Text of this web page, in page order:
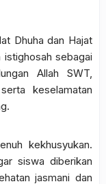
Dhuha dan Hajat
istighosah sebagai
Allah SWT,
keselamatan
kekhusyukan.
siswa diberikan
jasmani dan